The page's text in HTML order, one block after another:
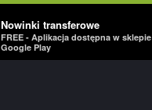
Nowinki transferowe
FREE - Aplikacja dostępna w sklepie
Google Play